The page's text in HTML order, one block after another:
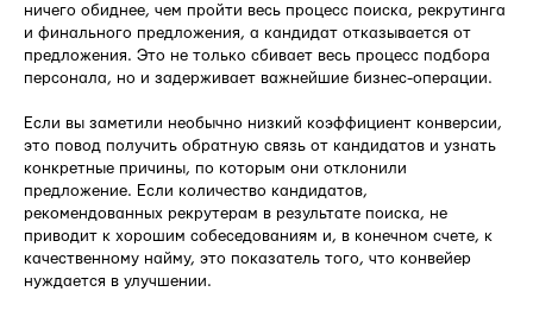
ничего обиднее, чем пройти весь процесс поиска, рекрутинга
и финального предложения, а кандидат отказывается от
предложения. Это не только сбивает весь процесс подбора
персонала, но и задерживает важнейшие бизнес-операции.
Если вы заметили необычно низкий коэффициент конверсии,
это повод получить обратную связь от кандидатов и узнать
конкретные причины, по которым они отклонили
предложение. Если количество кандидатов,
рекомендованных рекрутерам в результате поиска, не
приводит к хорошим собеседованиям и, в конечном счете, к
качественному найму, это показатель того, что конвейер
нуждается в улучшении.